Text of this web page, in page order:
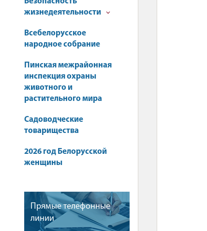
жизнедеятельности
Всебелорусское
народное собрание
Пинская межрайонная
инспекция охраны
животного и
растительного мира
Садоводческие
товарищества
2026 год Белорусской
женщины
Прямые телефонные
линии